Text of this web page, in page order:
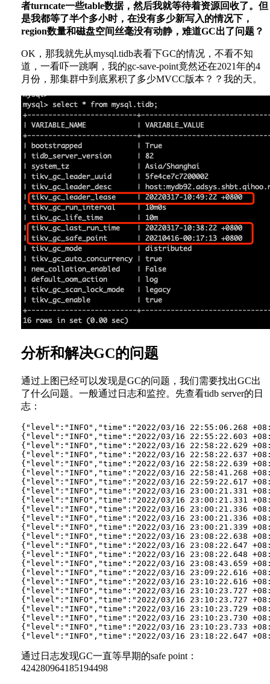
者turncate一些table数据，然后我就等待着资源回收了。但
是我都等了半个多小时，在没有多少新写入的情况下，
region数量和磁盘空间丝毫没有动静，难道GC出了问题？
OK，那我就先从mysql.tidb表看下GC的情况，不看不知
道，一看吓一跳啊，我的gc-save-point竟然还在2021年的4
月份，那集群中到底累积了多少MVCC版本？？我的天。
分析和解决GC的问题
通过上图已经可以发现是GC的问题，我们需要找出GC出
了什么问题。一般通过日志和监控。先查看tidb server的日
志：
{"level":"INFO","time":"2022/03/16 22:55:06.268
{"level":"INFO","time":"2022/03/16 22:55:22.603
{"level":"INFO","time":"2022/03/16 22:58:22.629
{"level":"INFO","time":"2022/03/16 22:58:22.637
{"level":"INFO","time":"2022/03/16 22:58:22.639
{"level":"INFO","time":"2022/03/16 22:58:41.268
{"level":"INFO","time":"2022/03/16 22:59:22.617
{"level":"INFO","time":"2022/03/16 23:00:21.331
{"level":"INFO","time":"2022/03/16 23:00:21.331
{"level":"INFO","time":"2022/03/16 23:00:21.336
{"level":"INFO","time":"2022/03/16 23:00:21.336
{"level":"INFO","time":"2022/03/16 23:00:21.339
{"level":"INFO","time":"2022/03/16 23:08:22.638
{"level":"INFO","time":"2022/03/16 23:08:22.647
{"level":"INFO","time":"2022/03/16 23:08:22.648
{"level":"INFO","time":"2022/03/16 23:08:43.659
{"level":"INFO","time":"2022/03/16 23:09:22.616
{"level":"INFO","time":"2022/03/16 23:10:22.616
{"level":"INFO","time":"2022/03/16 23:10:23.727
{"level":"INFO","time":"2022/03/16 23:10:23.727
{"level":"INFO","time":"2022/03/16 23:10:23.729
{"level":"INFO","time":"2022/03/16 23:10:23.730
{"level":"INFO","time":"2022/03/16 23:10:23.733
通过日志发现GC一直等早期的safe point：
424280964185194498